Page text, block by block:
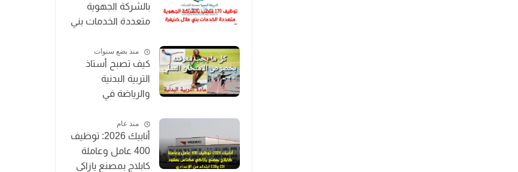
بالشركة الجهوية
متعددة الخدمات بني
منذ بضع سنوات
كيف تصبح أستاذ
التربية البدنية
والرياضة في
منذ عام
أنابيك 2026: توظيف
400 عامل وعاملة
كابلاج بمصنع يازاكي